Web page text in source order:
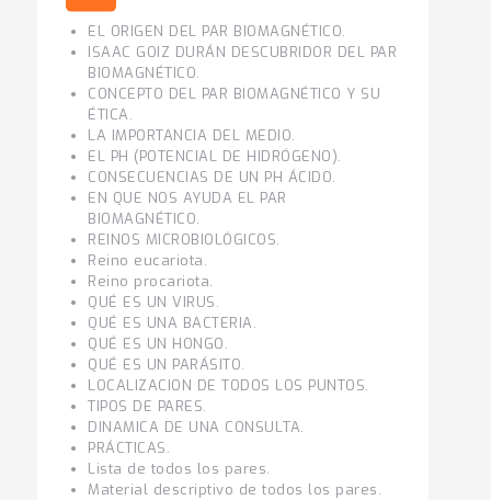
EL ORIGEN DEL PAR BIOMAGNÉTICO.
ISAAC GOIZ DURÁN DESCUBRIDOR DEL PAR
BIOMAGNÉTICO.
CONCEPTO DEL PAR BIOMAGNÉTICO Y SU
ÉTICA.
LA IMPORTANCIA DEL MEDIO.
EL PH (POTENCIAL DE HIDRÓGENO).
CONSECUENCIAS DE UN PH ÁCIDO.
EN QUE NOS AYUDA EL PAR
BIOMAGNÉTICO.
REINOS MICROBIOLÓGICOS.
Reino eucariota.
Reino procariota.
QUÉ ES UN VIRUS.
QUÉ ES UNA BACTERIA.
QUÉ ES UN HONGO.
QUÉ ES UN PARÁSITO.
LOCALIZACION DE TODOS LOS PUNTOS.
TIPOS DE PARES.
DINAMICA DE UNA CONSULTA.
PRÁCTICAS.
Lista de todos los pares.
Material descriptivo de todos los pares.